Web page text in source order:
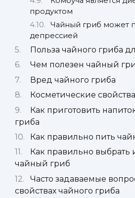
продуктом
Чайный гриб может
депрессией
Польза чайного гриба
Чем полезен чайный
Вред чайного гриба
Косметические
Как приготовить
гриба
Как правильно пить
Как правильно выбрать
чайный гриб
Часто задаваемые
свойствах чайного гриба